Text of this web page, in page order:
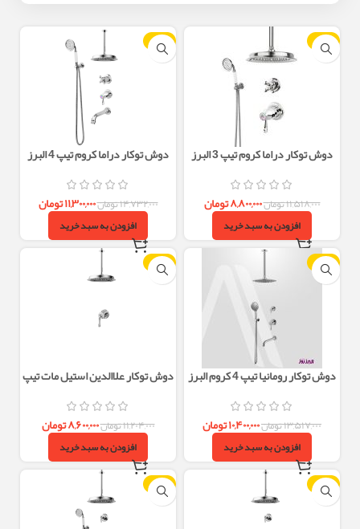
-24%
دوش توکار دراما کروم تیپ 3 البرز
۱۱,۵۱۸,۰۰۰تومان۸,۸۰۰,۰۰۰تومان
افزودن به سبد خرید
-23%
دوش توکار دراما کروم تیپ 4 البرز
۱۴,۷۳۲,۰۰۰تومان۱۱,۳۰۰,۰۰۰تومان
افزودن به سبد خرید
-23%
دوش توکار رومانیا تیپ 4 کروم البرز
۱۳,۵۱۷,۰۰۰تومان۱۰,۴۰۰,۰۰۰تومان
افزودن به سبد خرید
-23%
دوش توکار علاالدین استیل مات تیپ
۱۱,۲۰۴,۰۰۰تومان۸,۶۰۰,۰۰۰تومان
افزودن به سبد خرید
-23%
-23%